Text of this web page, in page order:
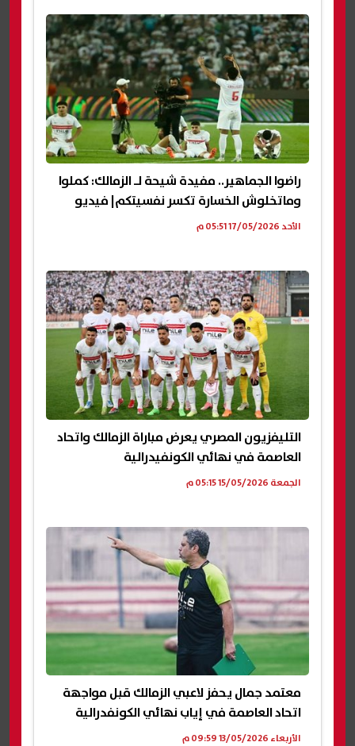
راضوا الجماهير.. مفيدة شيحة لـ الزمالك: كملوا
وماتخلوش الخسارة تكسر نفسيتكم| فيديو
الأحد 17/05/2026 05:51 م
التليفزيون المصري يعرض مباراة الزمالك واتحاد
العاصمة في نهائي الكونفيدرالية
الجمعة 15/05/2026 05:15 م
معتمد جمال يحفز لاعبي الزمالك قبل مواجهة
اتحاد العاصمة في إياب نهائي الكونفدرالية
الأربعاء 13/05/2026 09:59 م